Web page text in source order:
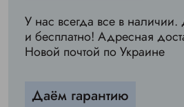
У нас всегда все в
и бесплатно! Адресная
Новой почтой по Украине
Даём гарантию